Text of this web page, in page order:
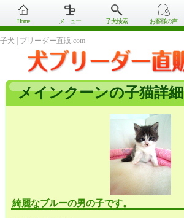
Home メニュー 子犬検索 お客様の声
子犬 | ブリーダー直販.com
メインクーンの子猫詳細
綺麗なブルーの男の子です。